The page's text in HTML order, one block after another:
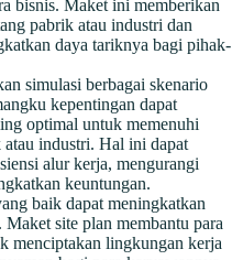
bisnis. Maket ini memberikan
pabrik atau industri dan
daya tariknya bagi pihak-
simulasi berbagai skenario
kepentingan dapat
optimal untuk memenuhi
industri. Hal ini dapat
alur kerja, mengurangi
keuntungan.
baik dapat meningkatkan
site plan membantu para
menciptakan lingkungan kerja